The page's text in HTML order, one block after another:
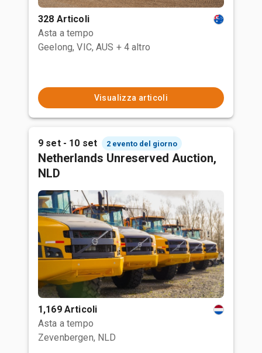
328 Articoli
Asta a tempo
Geelong, VIC, AUS + 4 altro
Visualizza articoli
9 set - 10 set 2 evento del giorno
Netherlands Unreserved Auction,
NLD
1,169 Articoli
Asta a tempo
Zevenbergen, NLD